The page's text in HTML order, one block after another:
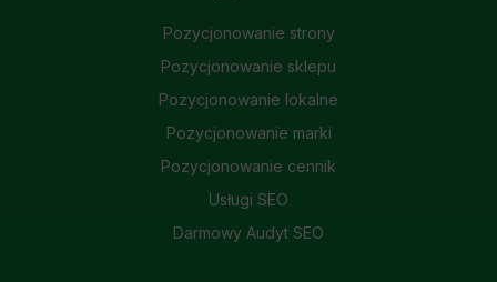
Pozycjonowanie strony
Pozycjonowanie sklepu
Pozycjonowanie lokalne
Pozycjonowanie marki
Pozycjonowanie cennik
Usługi SEO
Darmowy Audyt SEO